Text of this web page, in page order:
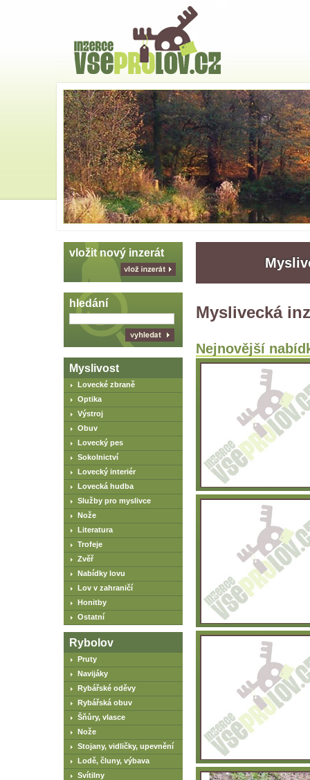
Myslivecká
Nejnovější
vložit nový inzerát
vlož
hledání
Myslivost
Lovecké zbraně
Optika
Výstroj
Obuv
Lovecký pes
Sokolnictví
Lovecký interiér
Lovecká hudba
Služby pro myslivce
Nože
Literatura
Trofeje
Zvěř
Nabídky lovu
Lov v zahraničí
Honitby
Ostatní
Rybolov
Pruty
Navijáky
Rybářské oděvy
Rybářská obuv
Šňůry, vlasce
Nože
Stojany, vidličky, upevnění
Lodě, čluny, výbava
Svítilny
strana
Skoč